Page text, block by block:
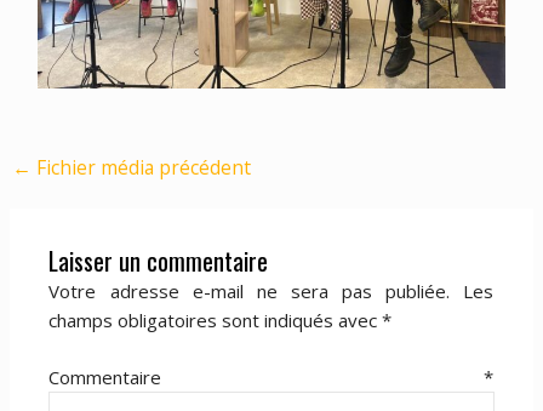
← Fichier média précédent
Laisser un commentaire
Votre adresse e-mail ne sera pas publiée.
Les
champs obligatoires sont indiqués avec*
Commentaire*